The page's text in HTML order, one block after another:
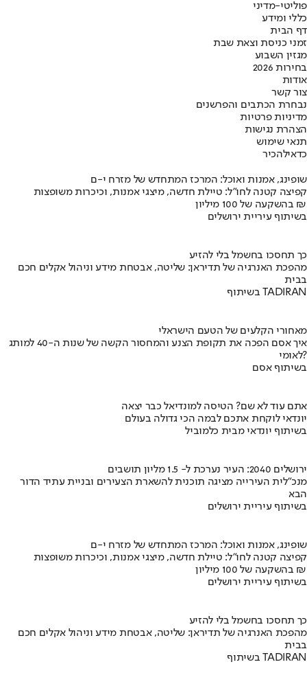
פוליטי-מדיני
כללי ומידע
דף הבית
זמני כניסת וצאת שבת
מגזין השבוע
בחירות 2026
אודות
צור קשר
נבחרת הכתבים והפרשנים
מדיניות פרטיות
הצהרת נגישות
תנאי שימוש
כדאילהכיר
שופינג, אמנות ואוכל: המרכז המתחדש של מזרח י-ם
קפיצה קטנה לחו"ל: טיילת חדשה, מיצגי אמנות, וכיכרות משופצות
בהשקעה של 100 מיליון ₪
בשיתוף עיריית ירושלים
כך תחסכו בחשמל בלי להזיע
מהפכת האנרגיה של תדיראן: שליטה, אבטחת מידע וניהול אקלים חכם
בבית
בשיתוף TADIRAN
מאחורי הקלעים של הטעם הישראלי
איך אסם הפכה את תקופת הצנע והמחסור הקשה של שנות ה-40 למותג
לאומי?
בשיתוף אסם
אתם עוד לא שם? הטיסה למונדיאל כבר יצאה
יונדאי לוקחת אתכם לבמה הכי גדולה בעולם
בשיתוף יונדאי מבית כלמוביל
ירושלים 2040: העיר נערכת ל- 1.5 מליון תושבים
מנכ"לית העירייה מציגה תוכנית להשארת הצעירים ובניית עתיד הדור
הבא
בשיתוף עיריית ירושלים
שופינג, אמנות ואוכל: המרכז המתחדש של מזרח י-ם
קפיצה קטנה לחו"ל: טיילת חדשה, מיצגי אמנות, וכיכרות משופצות
בהשקעה של 100 מיליון ₪
בשיתוף עיריית ירושלים
כך תחסכו בחשמל בלי להזיע
מהפכת האנרגיה של תדיראן: שליטה, אבטחת מידע וניהול אקלים חכם
בבית
בשיתוף TADIRAN